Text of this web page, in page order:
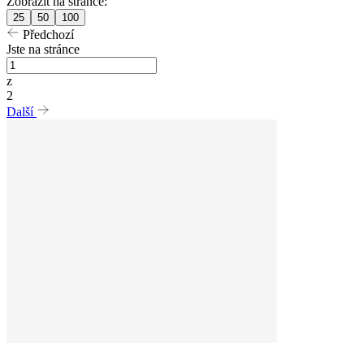
25 50 100
Předchozí
Jste na stránce
z
2
Další